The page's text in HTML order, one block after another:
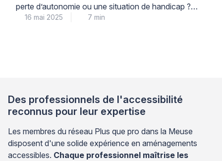
perte d’autonomie ou une situation de handicap ?
MaPrimeAdapt’ est une aide financière mise en place
16 mai 2025 7 min
Des professionnels de l'accessibilité
reconnus pour leur expertise
Les membres du réseau Plus que pro dans la Meuse
disposent d'une solide expérience en aménagements
accessibles. Chaque professionnel maîtrise les